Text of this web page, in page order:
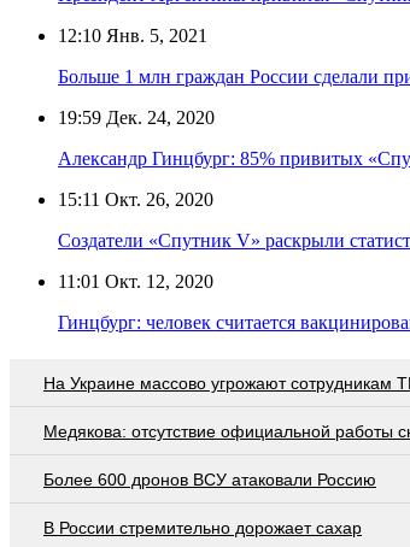
12:10 Янв. 5, 2021
Больше 1 млн граждан России сделали
19:59 Дек. 24, 2020
Александр Гинцбург: 85% привитых
15:11 Окт. 26, 2020
Создатели «Спутник V» раскрыли
11:01 Окт. 12, 2020
Гинцбург: человек считается
На Украине массово угрожают сотрудникам
Медякова: отсутствие официальной работы
Более 600 дронов ВСУ атаковали Россию
В России стремительно дорожает сахар